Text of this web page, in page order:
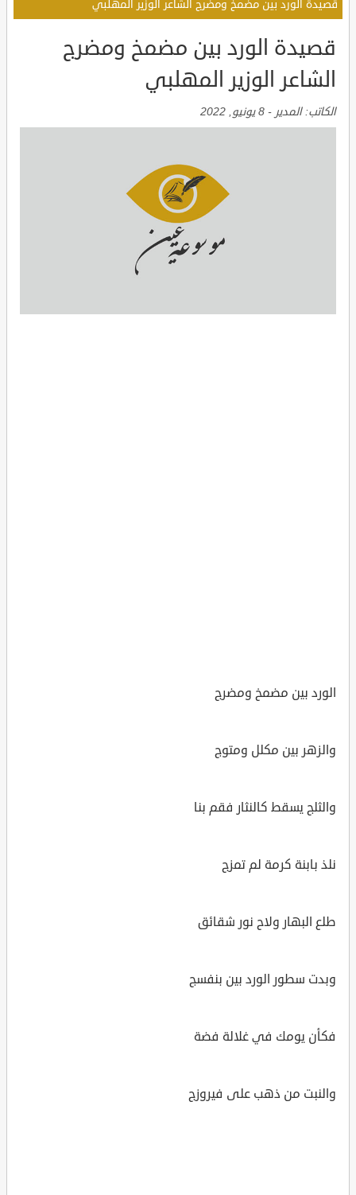
قصيدة الورد بين مضمخ ومضرج الشاعر الوزير المهلبي
قصيدة الورد بين مضمخ ومضرج
الشاعر الوزير المهلبي
الكاتب:المدير - 8 يونيو, 2022
الورد بين مضمخ ومضرج
والزهر بين مكلل ومتوج
والثلج يسقط كالنثار فقم بنا
نلذ بابنة كرمة لم تمزج
طلع البهار ولاح نور شقائق
وبدت سطور الورد بين بنفسج
فكأن يومك في غلالة فضة
والنبت من ذهب على فيروزج